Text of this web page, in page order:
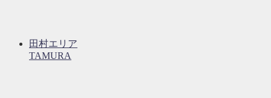
田村エリア
TAMURA